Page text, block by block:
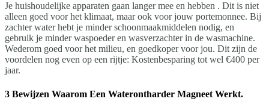
Je huishoudelijke apparaten gaan langer mee en hebben . Dit is niet
alleen goed voor het klimaat, maar ook voor jouw portemonnee. Bij
zachter water hebt je minder schoonmaakmiddelen nodig, en
gebruik je minder waspoeder en wasverzachter in de wasmachine.
Wederom goed voor het milieu, en goedkoper voor jou. Dit zijn de
voordelen nog even op een rijtje: Kostenbesparing tot wel €400 per
jaar.
3 Bewijzen Waarom Een Waterontharder Magneet Werkt.